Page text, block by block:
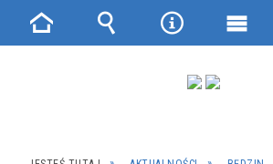
Strona Wyszukiwarka
NarzędziaMenu